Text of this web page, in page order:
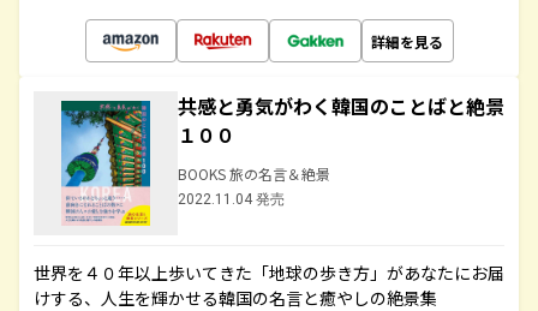
詳細を見る
共感と勇気がわく韓国のことばと絶景
１００
BOOKS 旅の名言＆絶景
2022.11.04 発売
世界を４０年以上歩いてきた「地球の歩き方」があなたにお届
けする、人生を輝かせる韓国の名言と癒やしの絶景集